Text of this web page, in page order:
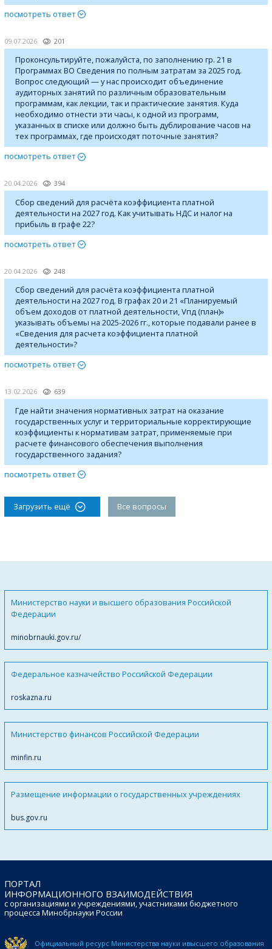
посмотреть ответ
09.07.2026 201
Проконсультируйте, пожалуйста, по заполнению гр. 21 в
Программах ВО Сведения по полным затратам за 2025 год.
Вопрос следующий — у нас происходит объединение
аудиторных занятий по различным образовательным
программам, как лекции, так и практические занятия. Куда
необходимо отнести эти часы, к одной из программ,
указанных в списке или должно быть дублирование часов на
тех программах, где происходят поточные занятия?
посмотреть ответ
20.04.2026 394
Сбор сведений для расчёта коэффициента платной
деятельности на 2027 год. Как учитывать НДС и налог на
прибыль в графе 22?
посмотреть ответ
20.04.2026 248
Сбор сведений для расчёта коэффициента платной
деятельности на 2027 год. В графах 20 и 21 «Планируемый
объем доходов от платной деятельности, Vпд (план)»
указывать объемы на 2025-2026 гг., которые подавали ранее в
«Сведения для расчета коэффициента платной
деятельности»?
посмотреть ответ
13.02.2026 639
Где найти значения нормативных затрат на оказание
государственных услуг и территориальные корректирующие
коэффициенты к нормативам затрат, применяемые при
расчете финансового обеспечения выполнения
государственного задания?
посмотреть ответ
Загрузить ещё Все вопросы
Министерство науки и высшего образования Российской
Федерации
minobrnauki.gov.ru/
Федеральное казначейство Российской Федерации
roskazna.ru
Министерство финансов Российской Федерации
minfin.ru
Размещение информации о государственных учреждениях
bus.gov.ru
ПОРТАЛ
ИНФОРМАЦИОННОГО ВЗАИМОДЕЙСТВИЯ
с организациями и учреждениями, участниками бюджетного
процесса Минобрнауки России
Официальный ресурс Министерства науки ивысшего образования